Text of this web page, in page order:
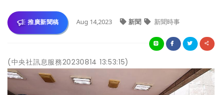
推廣新聞稿 Aug 14,2023 新聞 新聞時事
(中央社訊息服務20230814 13:53:15)